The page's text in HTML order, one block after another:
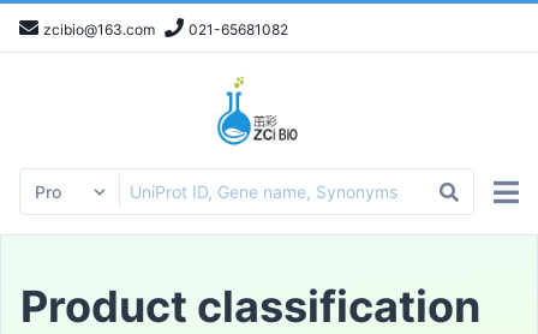
zcibio@163.com 021-65681082
Product classification